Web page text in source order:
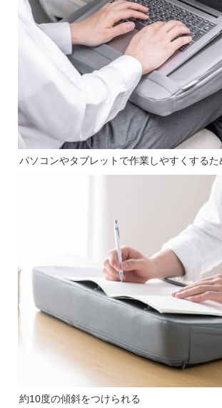
パソコンやタブレットで作業しやすくする
約10度の傾斜をつけられる